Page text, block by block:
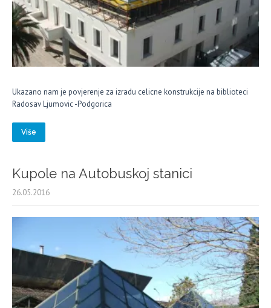
Ukazano nam je povjerenje za izradu celicne konstrukcije na biblioteci
Radosav Ljumovic -Podgorica
Više
Kupole na Autobuskoj stanici
26.05.2016